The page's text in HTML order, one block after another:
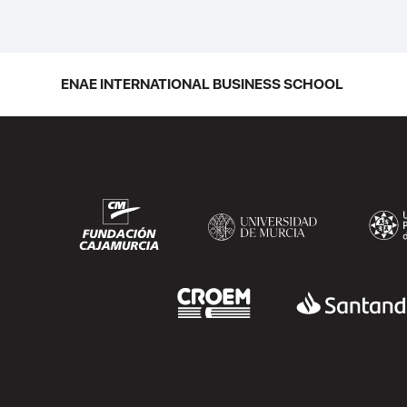
ENAE INTERNATIONAL BUSINESS SCHOOL